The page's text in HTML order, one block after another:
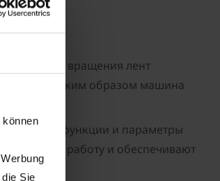
Sie
вращения лент
валка. Таким образом машина
Все функции и параметры
работу и обеспечивают